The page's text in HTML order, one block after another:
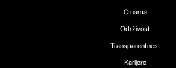
O nama
Održivost
Transparentnost
Karijere